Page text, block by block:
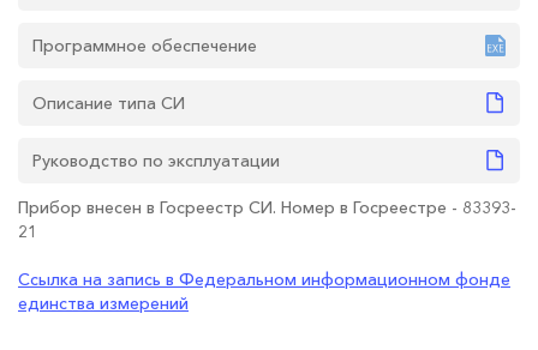
Программное обеспечение
Описание типа СИ
Руководство по эксплуатации
Прибор внесен в Госреестр СИ. Номер в Госреестре - 83393-
21
Ссылка на запись в Федеральном информационном фонде
единства измерений